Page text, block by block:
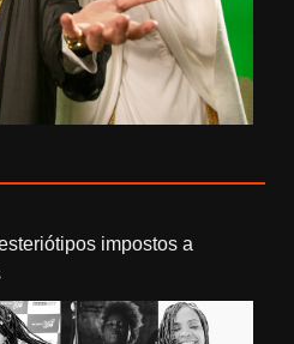
impostos a